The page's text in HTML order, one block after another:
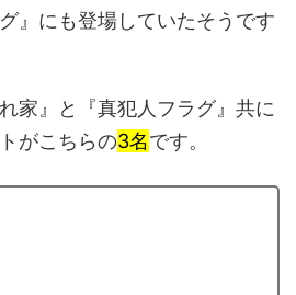
』にも登場していたそうです
家』と『真犯人フラグ』共に
がこちらの3名です。